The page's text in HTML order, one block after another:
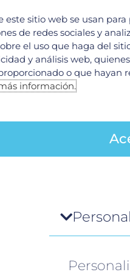
que asciende
sufrir
a la nariz o en la
en la nariz u oídos.
este sitio web se usan
de redes sociales y
el uso que haga del
y análisis web,
o que hayan
información.
de preferencia
visita cualquier sitio
Esta información puede